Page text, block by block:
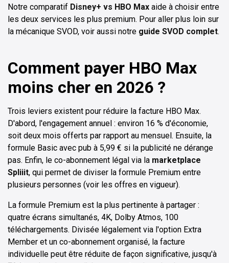
Notre comparatif Disney+ vs HBO Max aide à choisir entre
les deux services les plus premium. Pour aller plus loin sur
la mécanique SVOD, voir aussi notre guide SVOD complet.
Comment payer HBO Max
moins cher en 2026 ?
Trois leviers existent pour réduire la facture HBO Max.
D'abord, l'engagement annuel : environ 16 % d'économie,
soit deux mois offerts par rapport au mensuel. Ensuite, la
formule Basic avec pub à 5,99 € si la publicité ne dérange
pas. Enfin, le co-abonnement légal via la marketplace
Spliiit, qui permet de diviser la formule Premium entre
plusieurs personnes (voir les offres en vigueur).
La formule Premium est la plus pertinente à partager :
quatre écrans simultanés, 4K, Dolby Atmos, 100
téléchargements. Divisée légalement via l'option Extra
Member et un co-abonnement organisé, la facture
individuelle peut être réduite de façon significative, jusqu'à